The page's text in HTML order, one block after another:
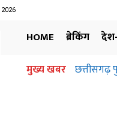
HOME ब्रेकिंग
मुख्य खबर छत्तीसगढ़